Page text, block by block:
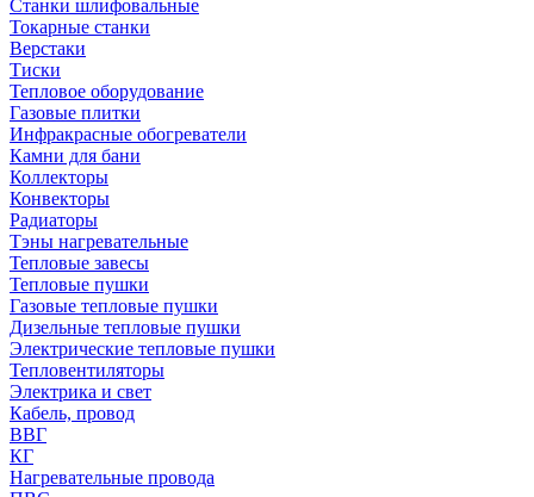
Станки шлифовальные
Токарные станки
Верстаки
Тиски
Тепловое оборудование
Газовые плитки
Инфракрасные обогреватели
Камни для бани
Коллекторы
Конвекторы
Радиаторы
Тэны нагревательные
Тепловые завесы
Тепловые пушки
Газовые тепловые пушки
Дизельные тепловые пушки
Электрические тепловые пушки
Тепловентиляторы
Электрика и свет
Кабель, провод
ВВГ
КГ
Нагревательные провода